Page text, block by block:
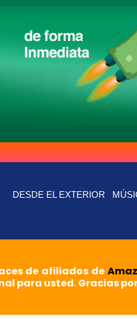
DESDE EL EXTERIOR
de afiliados de
para usted. Gracias